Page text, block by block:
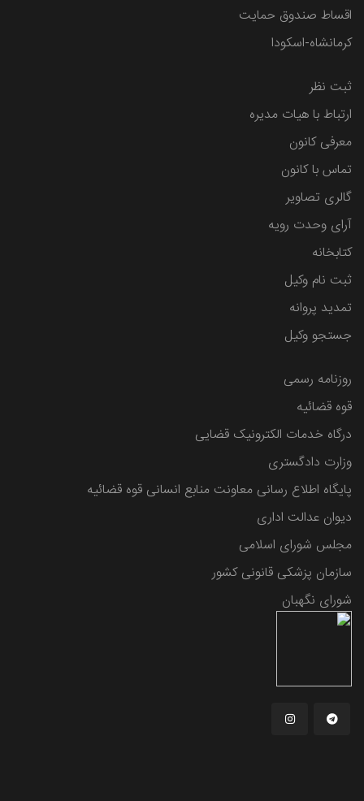
اقساط صندوق حمایت
کرمانشاه-اسکودا
ثبت نظر
ارتباط با هیات مدیره
معرفی کانون
تماس با کانون
گالری تصاویر
آرای وحدت رویه
کتابخانه
ثبت نام وکیل
تمدید پروانه
جستجو وکیل
روزنامه رسمی
قوه قضائیه
درگاه خدمات الکترونیک قضایی
وزارت دادگستری
پایگاه اطلاع رسانی معاونت منابع انسانی قوه قضائیه
دیوان عدالت اداری
مجلس شورای اسلامی
سازمان پزشکی قانونی کشور
شورای نگهبان